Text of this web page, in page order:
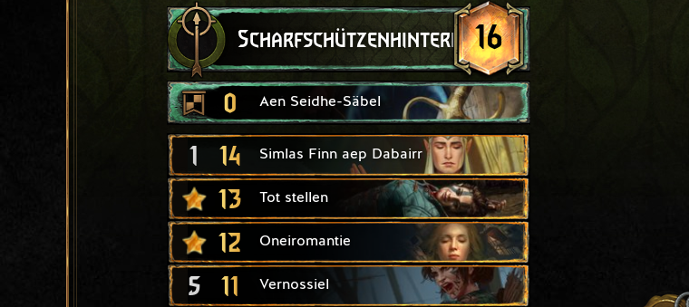
Scharfschützenhinterhalt16
0 Aen Seidhe-Säbel
1 14 Simlas Finn aep Dabairr
13 Tot stellen
12 Oneiromantie
5 11 Vernossiel